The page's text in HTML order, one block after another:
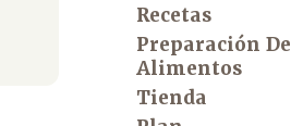
Recetas
Preparación De
Alimentos
Tienda